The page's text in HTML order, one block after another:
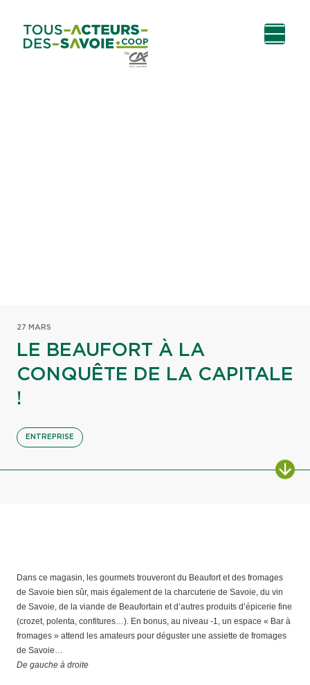
contenu
principal
27 MARS
LE BEAUFORT À LA
CONQUÊTE DE LA CAPITALE
!
ENTREPRISE
Dans ce magasin, les gourmets trouveront du Beaufort et des fromages
de Savoie bien sûr, mais également de la charcuterie de Savoie, du vin
de Savoie, de la viande de Beaufortain et d’autres produits d’épicerie fine
(crozet, polenta, confitures…). En bonus, au niveau -1, un espace « Bar à
fromages » attend les amateurs pour déguster une assiette de fromages
de Savoie…
De gauche à droite